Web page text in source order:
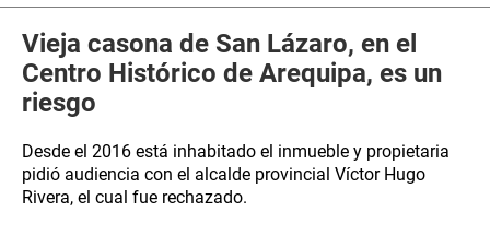
Vieja casona de San Lázaro, en el
Centro Histórico de Arequipa, es un
riesgo
Desde el 2016 está inhabitado el inmueble y propietaria
pidió audiencia con el alcalde provincial Víctor Hugo
Rivera, el cual fue rechazado.